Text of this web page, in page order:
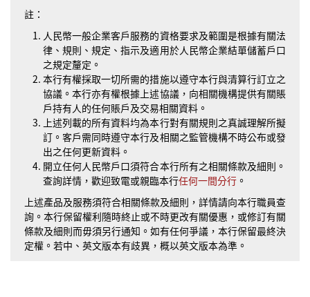
註：
人民幣一般企業客戶服務的資格要求及範圍是根據有關法
律、規則、規定、指示及適用於人民幣企業結單儲蓄戶口
之規定釐定。
本行有權採取一切所需的措施以遵守本行與清算行訂立之
協議。本行亦有權根據上述協議，向相關機構提供有關賬
戶持有人的任何賬戶及交易相關資料。
上述列載的所有資料均為本行對有關規則之真誠理解所擬
訂。客戶需同時遵守本行及相關之監管機構不時公布或發
出之任何更新資料。
開立任何人民幣戶口須符合本行所有之相關條款及細則。
查詢詳情，歡迎致電或親臨本行任何一間分行 。
上述產品及服務須符合相關條款及細則，詳情請向本行職員查
詢。本行保留權利隨時終止或不時更改有關優惠，或修訂有關
條款及細則而毋須另行通知。如有任何爭議，本行保留最終決
定權。若中、英文版本有歧異，概以英文版本為準。